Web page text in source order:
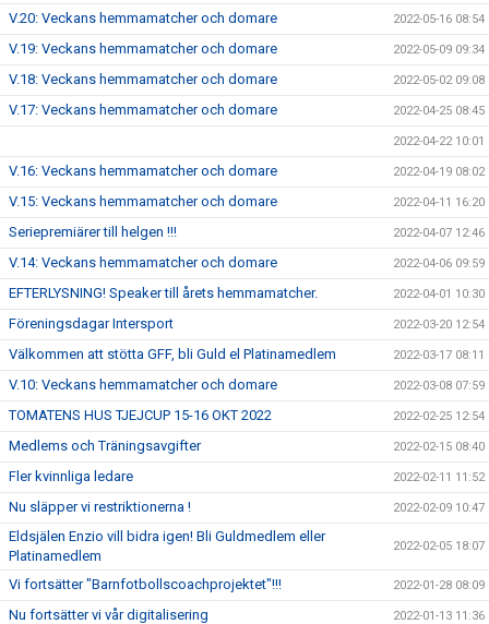
V.20: Veckans hemmamatcher och domare 2022-05-16 08:54
V.19: Veckans hemmamatcher och domare 2022-05-09 09:34
V.18: Veckans hemmamatcher och domare 2022-05-02 09:08
V.17: Veckans hemmamatcher och domare 2022-04-25 08:45
2022-04-22 10:01
V.16: Veckans hemmamatcher och domare 2022-04-19 08:02
V.15: Veckans hemmamatcher och domare 2022-04-11 16:20
Seriepremiärer till helgen !!! 2022-04-07 12:46
V.14: Veckans hemmamatcher och domare 2022-04-06 09:59
EFTERLYSNING! Speaker till årets hemmamatcher. 2022-04-01 10:30
Föreningsdagar Intersport 2022-03-20 12:54
Välkommen att stötta GFF, bli Guld el Platinamedlem 2022-03-17 08:11
V.10: Veckans hemmamatcher och domare 2022-03-08 07:59
TOMATENS HUS TJEJCUP 15-16 OKT 2022 2022-02-25 12:54
Medlems och Träningsavgifter 2022-02-15 08:40
Fler kvinnliga ledare 2022-02-11 11:52
Nu släpper vi restriktionerna ! 2022-02-09 10:47
Eldsjälen Enzio vill bidra igen! Bli Guldmedlem eller
Platinamedlem
2022-02-05 18:07
Vi fortsätter "Barnfotbollscoachprojektet"!!! 2022-01-28 08:09
Nu fortsätter vi vår digitalisering 2022-01-13 11:36